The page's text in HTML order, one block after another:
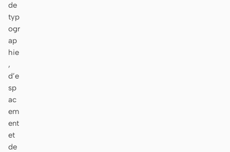
de
typ
ogr
ap
hie
,
d’e
sp
ac
em
ent
et
de